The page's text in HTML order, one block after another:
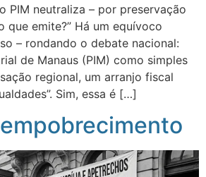
PIM neutraliza – por preservação
que emite?” Há um equívoco
– rondando o debate nacional:
de Manaus (PIM) como simples
regional, um arranjo fiscal
Sim, essa é […]